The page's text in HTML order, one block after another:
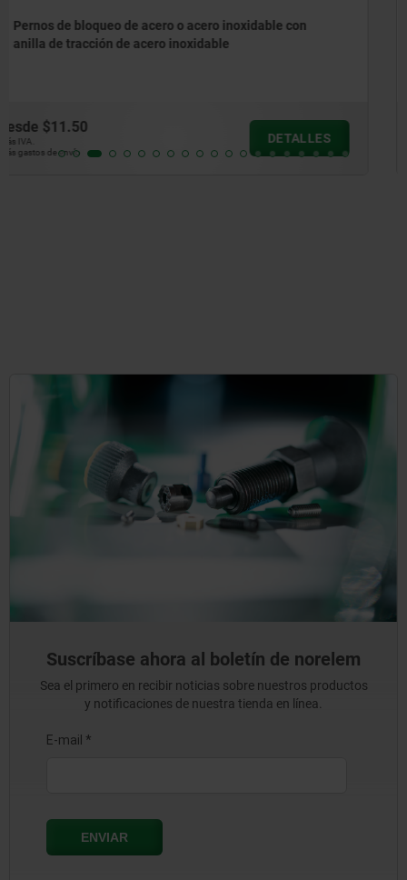
Pernos de bloqueo de acero o acero inoxidable sin
collar con anilla de tracción de acero inoxidable
desde$10.71
más IVA.
más gastos de envío
DETALLES
Suscríbase ahora al boletín de norelem
Sea el primero en recibir noticias sobre nuestros productos
y notificaciones de nuestra tienda en línea.